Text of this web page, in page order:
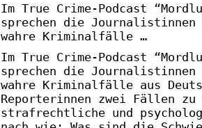
Im True Crime-Podcast
sprechen die Journalistinnen
wahre Kriminalfälle …
Im True Crime-Podcast
sprechen die Journalistinnen
wahre Kriminalfälle aus
Reporterinnen zwei Fällen zu
strafrechtliche und